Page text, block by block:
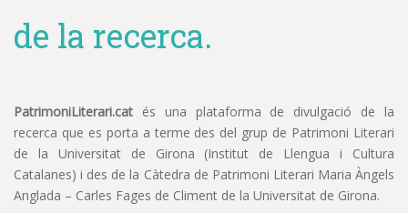
de la recerca.
PatrimoniLiterari.cat és una plataforma de divulgació de la
recerca que es porta a terme des del grup de Patrimoni Literari
de la Universitat de Girona (Institut de Llengua i Cultura
Catalanes) i des de la Càtedra de Patrimoni Literari Maria Àngels
Anglada – Carles Fages de Climent de la Universitat de Girona.